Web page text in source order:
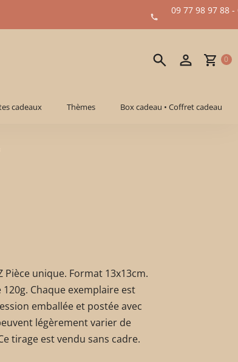
09 77 98 97 88 -
0
cadeaux Thèmes Box cadeau • Coffret cadeau
Pièce unique. Format 13x13cm.
Chaque exemplaire est
emballée et postée avec
légèrement varier de
tirage est vendu sans cadre.